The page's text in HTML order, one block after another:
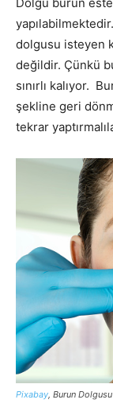
Dolgu burun
dolgusu isteyen
değildir. Çünkü
sınırlı kalıyor.
şekline geri
tekrar
Pixabay, Burun Dolgusu